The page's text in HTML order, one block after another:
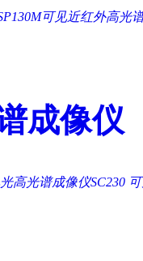
可见近红外高光
成像仪
高光谱成像仪SC230